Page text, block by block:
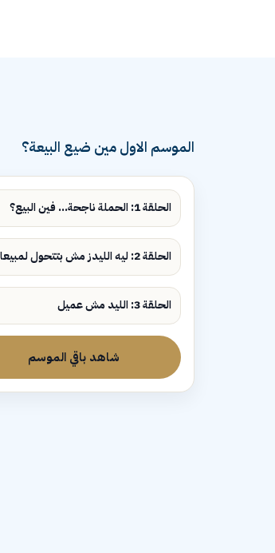
الموسم الاول مين ضيع البيعة؟
الحلقة 1: الحملة ناجحة... فين البيع؟
الحلقة 2: ليه الليدز مش بتتحول لمبيعات؟
الحلقة 3: الليد مش عميل
شاهد باقي الموسم